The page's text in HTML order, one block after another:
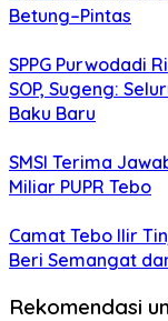
Betung–Pintas
SPPG Purwodadi
SOP, Sugeng:
Baku Baru
SMSI Terima
Miliar PUPR Tebo
Camat Tebo Ilir
Beri Semangat
Rekomendasi